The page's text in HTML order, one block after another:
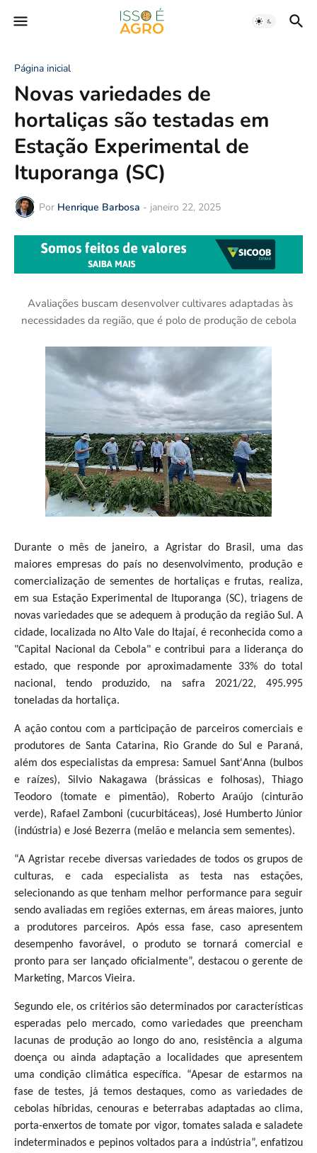
Página inicial
Novas variedades de
hortaliças são testadas em
Estação Experimental de
Ituporanga (SC)
Por Henrique Barbosa - janeiro 22, 2025
Avaliações buscam desenvolver cultivares adaptadas às
necessidades da região, que é polo de produção de cebola
Durante o mês de janeiro, a Agristar do Brasil, uma das
maiores empresas do país no desenvolvimento, produção e
comercialização de sementes de hortaliças e frutas, realiza,
em sua Estação Experimental de Ituporanga (SC), triagens de
novas variedades que se adequem à produção da região Sul. A
cidade, localizada no Alto Vale do Itajaí, é reconhecida como a
"Capital Nacional da Cebola" e contribui para a liderança do
estado, que responde por aproximadamente 33% do total
nacional, tendo produzido, na safra 2021/22, 495.995
toneladas da hortaliça.
A ação contou com a participação de parceiros comerciais e
produtores de Santa Catarina, Rio Grande do Sul e Paraná,
além dos especialistas da empresa: Samuel Sant'Anna (bulbos
e raízes), Silvio Nakagawa (brássicas e folhosas), Thiago
Teodoro (tomate e pimentão), Roberto Araújo (cinturão
verde), Rafael Zamboni (cucurbitáceas), José Humberto Júnior
(indústria) e José Bezerra (melão e melancia sem sementes).
“A Agristar recebe diversas variedades de todos os grupos de
culturas, e cada especialista as testa nas estações,
selecionando as que tenham melhor performance para seguir
sendo avaliadas em regiões externas, em áreas maiores, junto
a produtores parceiros. Após essa fase, caso apresentem
desempenho favorável, o produto se tornará comercial e
pronto para ser lançado oficialmente”, destacou o gerente de
Marketing, Marcos Vieira.
Segundo ele, os critérios são determinados por características
esperadas pelo mercado, como variedades que preencham
lacunas de produção ao longo do ano, resistência a alguma
doença ou ainda adaptação a localidades que apresentem
uma condição climática específica. “Apesar de estarmos na
fase de testes, já temos destaques, como as variedades de
cebolas híbridas, cenouras e beterrabas adaptadas ao clima,
porta-enxertos de tomate por vigor, tomates salada e saladete
indeterminados e pepinos voltados para a indústria”, enfatizou